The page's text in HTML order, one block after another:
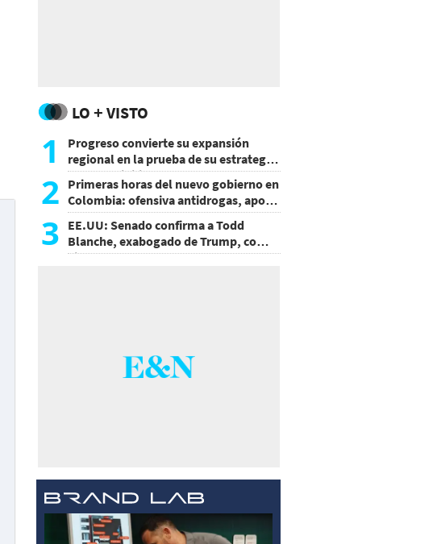
LO + VISTO
1
Progreso convierte su expansión
regional en la prueba de su estrategia
de sostenibilidad
2 Primeras horas del nuevo gobierno en
Colombia: ofensiva antidrogas, apoyo
de EE.UU. y un atentado
3 EE.UU: Senado confirma a Todd
Blanche, exabogado de Trump, como
Fiscal General